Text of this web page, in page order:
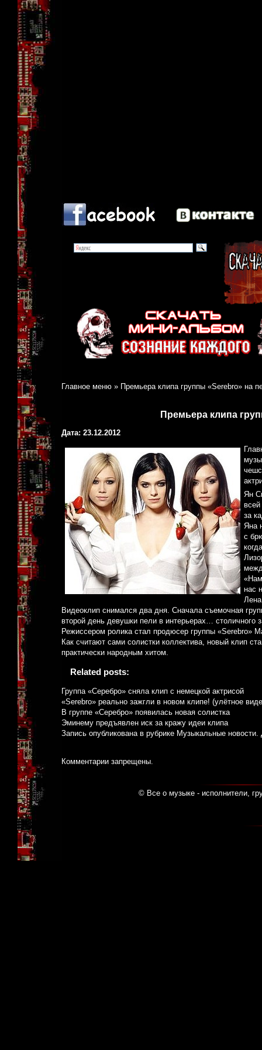
Главное меню » Премьера клипа группы «Serebro» на
Премьера клипа
Дата: 23.12.2012
Ян
за
Яна
с
нас
Видеоклип снимался два дня. Сначала съемочная
второй день девушки пели в интерьерах… столичного
Режиссером ролика стал продюсер группы «Serebro»
Как считают сами солистки коллектива, новый клип
практически народным хитом.
Related posts:
Группа «Серебро» сняла клип с немецкой актрисой
«Serebro» реально зажгли в новом клипе! (улётное
В группе «Серебро» появилась новая солистка
Эминему предъявлен иск за кражу идеи клипа
Запись опубликована в рубрике Музыкальные новости.
Комментарии запрещены.
© Все о музыке - исполнители,